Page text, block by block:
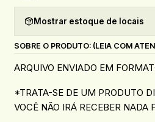
Mostrar estoque de locais
SOBRE O PRODUTO: (LEIA COM
ARQUIVO ENVIADO EM
*TRATA-SE DE UM PRODUTO
VOCÊ NÃO IRÁ RECEBER NADA